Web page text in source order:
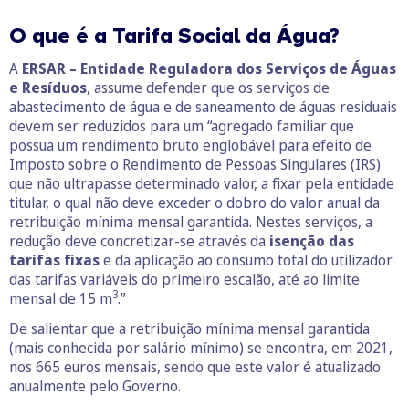
O que é a Tarifa Social da Água?
A ERSAR – Entidade Reguladora dos Serviços de Águas
e Resíduos, assume defender que os serviços de
abastecimento de água e de saneamento de águas residuais
devem ser reduzidos para um “agregado familiar que
possua um rendimento bruto englobável para efeito de
Imposto sobre o Rendimento de Pessoas Singulares (IRS)
que não ultrapasse determinado valor, a fixar pela entidade
titular, o qual não deve exceder o dobro do valor anual da
retribuição mínima mensal garantida. Nestes serviços, a
redução deve concretizar-se através da isenção das
tarifas fixase da aplicação ao consumo total do utilizador
das tarifas variáveis do primeiro escalão, até ao limite
mensal de 15 m3.”
De salientar que a retribuição mínima mensal garantida
(mais conhecida por salário mínimo) se encontra, em 2021,
nos 665 euros mensais, sendo que este valor é atualizado
anualmente pelo Governo.